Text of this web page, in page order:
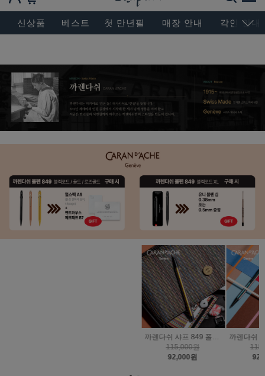
BESEN MASTERPIECE, SINCE 2004
신상품 베스트 첫 만년필 매장 안내 각인 안내
까렌다쉬 볼펜 849 폴스미스5 에디션 한정판
까렌다쉬 볼펜 에크리도 기프트 세트 폴스미스5 에디션 한정판
500,000원